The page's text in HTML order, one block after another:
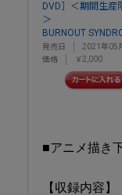
DVD］＜期間生産
＞
BURNOUT
発売日
2021年05
価格
￥2,000
■アニメ描き
【収録内容】